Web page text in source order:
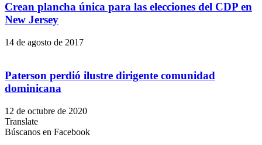
Crean plancha única para las elecciones del CDP en
New Jersey
14 de agosto de 2017
Paterson perdió ilustre dirigente comunidad
dominicana
12 de octubre de 2020
Translate
Búscanos en Facebook